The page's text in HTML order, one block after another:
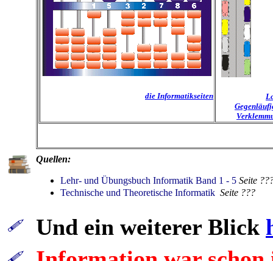
die Informatikseiten
Quellen:
Lehr- und Übungsbuch Informatik Band 1 - 5 Seite
Technische und Theoretische Informatik Seite ???
Und ein weiterer Blick